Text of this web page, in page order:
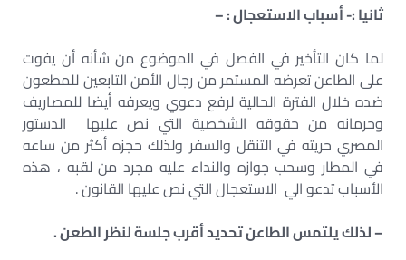
ثانيا :- أسباب الاستعجال : –
لما كان التأخير في الفصل في الموضوع من شأنه أن يفوت
على الطاعن تعرضه المستمر من رجال الأمن التابعين للمطعون
ضده خلال الفترة الحالية لرفع دعوي ويعرفه أيضا للمصاريف
وحرمانه من حقوقه الشخصية التي نص عليها الدستور
المصري حريته في التنقل والسفر ولذلك حجزه أكثر من ساعه
في المطار وسحب جوازه والنداء عليه مجرد من لقبه ، هذه
الأسباب تدعو الي الاستعجال التي نص عليها القانون .
– لذلك يلتمس الطاعن تحديد أقرب جلسة لنظر الطعن .